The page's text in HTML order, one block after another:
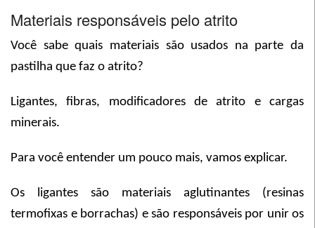
Materiais responsáveis pelo atrito
Você sabe quais materiais são usados na parte da
pastilha que faz o atrito?
Ligantes, fibras, modificadores de atrito e cargas
minerais.
Para você entender um pouco mais, vamos explicar.
Os ligantes são materiais aglutinantes (resinas
termofixas e borrachas) e são responsáveis por unir os